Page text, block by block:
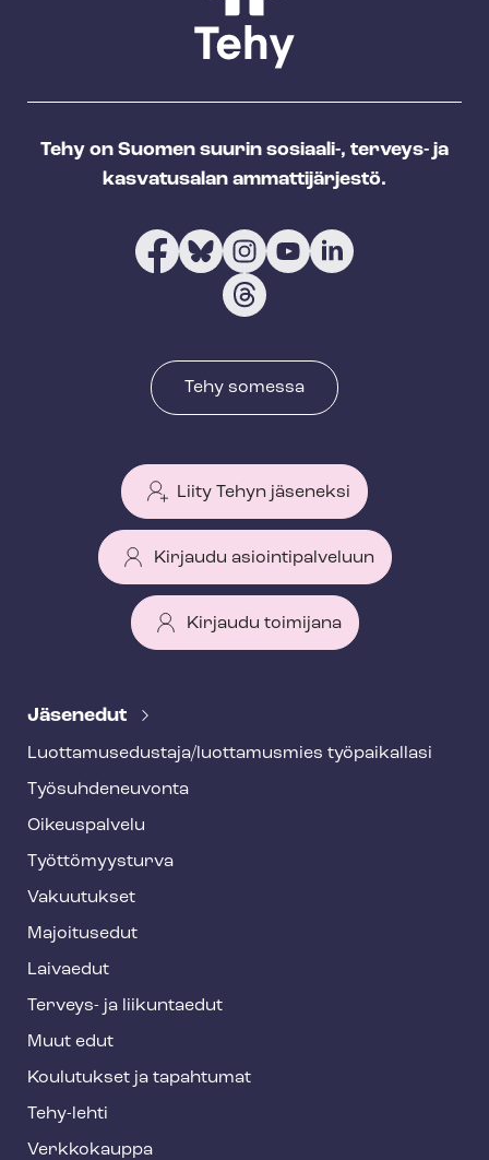
Tehy on Suomen suurin sosiaali-, terveys- ja
kasvatusalan ammattijärjestö.
Tehy somessa
Liity Tehyn jäseneksi
Kirjaudu asiointipalveluun
Kirjaudu toimijana
e
f
o
o
t
e
Jäsenedut
Luot­ta­muse­dus­ta­ja/luottamusmies työpaikallasi
Työ­suh­de­neu­von­ta
Oikeuspalvelu
Työt­tö­myys­tur­va
Vakuutukset
Majoitusedut
Laivaedut
Terveys- ja liikuntaedut
Muut edut
Koulutukset ja tapahtumat
Tehy-lehti
Verkkokauppa